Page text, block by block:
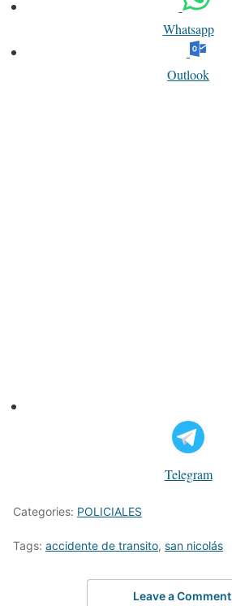
Whatsapp
Outlook
Telegram
Categories: POLICIALES
Tags: accidente de transito, san nicolás
Leave a Comment